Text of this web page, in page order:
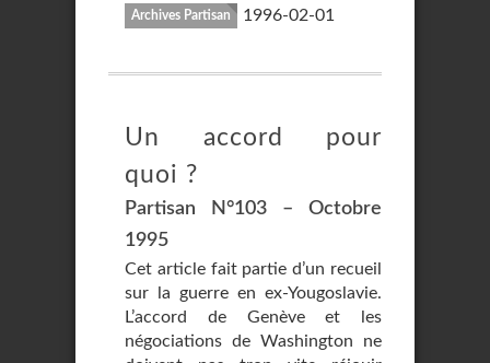
Archives Partisan 1996-02-01
Un accord pour
quoi ?
Partisan N°103 – Octobre
1995
Cet article fait partie d’un recueil
sur la guerre en ex-Yougoslavie.
L’accord de Genève et les
négociations de Washington ne